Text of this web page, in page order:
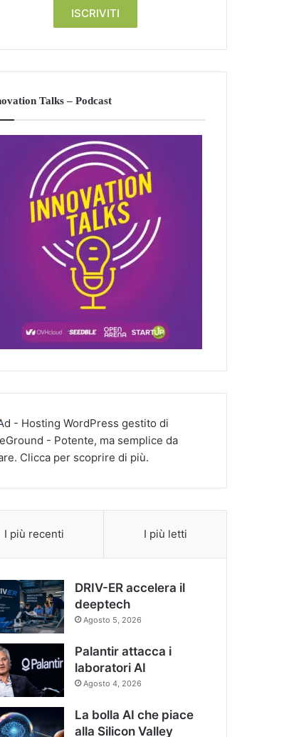
Talks – Podcast
I più recenti I più letti
DRIV-ER accelera il
deeptech
Agosto 5, 2026
Palantir attacca i
laboratori AI
Agosto 4, 2026
La bolla AI che piace
alla Silicon Valley